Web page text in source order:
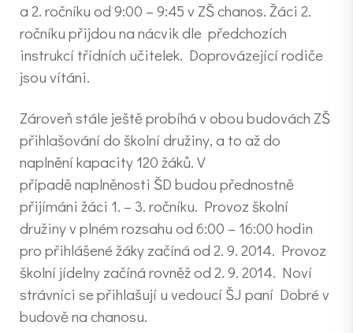
a 2. ročníku od 9:00 – 9:45 v ZŠ chanos. Žáci 2.
ročníku přijdou na nácvik dle předchozích
instrukcí třídních učitelek. Doprovázející rodiče
jsou vítáni.
Zároveň stále ještě probíhá v obou budovách ZŠ
přihlašování do školní družiny, a to až do
naplnění kapacity 120 žáků. V
případě naplněnosti ŠD budou přednostně
přijímáni žáci 1. – 3. ročníku. Provoz školní
družiny v plném rozsahu od 6:00 – 16:00 hodin
pro přihlášené žáky začíná od 2. 9. 2014. Provoz
školní jídelny začíná rovněž od 2. 9. 2014. Noví
strávníci se přihlašují u vedoucí ŠJ paní Dobré v
budově na chanosu.